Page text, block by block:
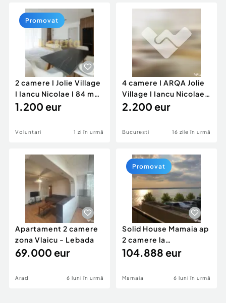
Servicii
Animale de companie
Afaceri și echipamente profesionale
Inchiriere Bunuri si Vehicule
Utilaje agricole si industriale
Piese auto si accesorii
Dacia Duster
2 camere I Jolie Village
I Iancu Nicolae I 84 mp I
parcar...
1.200 eur
Voluntari 1 zi în urmă
Promovat
4 camere I ARQA Jolie
Village I Iancu Nicolae I
130 mp ut...
2.200 eur
Bucuresti 16 zile în urmă
Apartament 2 camere
zona Vlaicu - Lebada
69.000 eur
Arad 6 luni în urmă
Solid House Mamaia ap
2 camere la
cheie,langa Mega
104.888 eur
Mamaia 6 luni în urmă
Promovat